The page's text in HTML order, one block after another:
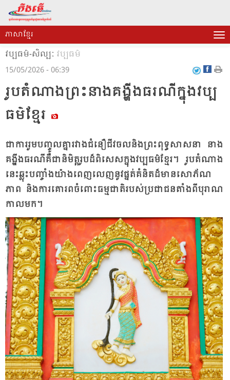
ភាសាខ្មែរ
វប្បធម៌-សិល្បៈ វប្បធម៌
15/05/2026 - 06:39
រូប​តំ​ណាង​ព្រះ​នាង​គង្ហីង​ធរណី​ក្នុង​វប្ប​
ធម៌​ខ្មែរ​​
ជា​ការ​រួម​បញ្ចូល​គ្នា​រវាង​ជំ​នឿ​ជីវ​ចល​និង​ព្រះ​ពុទ្ធ​សាស​នា នាង​
គង្ហីង​ធរណី​គឺ​ជា​និមិត្ត​រូប​ដ៏​ពិ​សេស​ក្នុង​វប្ប​ធម៌​ខ្មែរ។ រូប​តំ​ណាង​
នេះ​ឆ្លុះ​បញ្ចាំង​យ៉ាង​ពេញ​លេញ​នូវ​ផ្នត់​គំ​និត​ដ៏​មាន​សោ​ភ័ណ​​
ភាព និង​ការ​គោ​រព​ចំ​ពោះ​ធម្ម​ជាតិ​របស់​ប្រ​ជា​ជន​តាំង​ពី​បុរាណ​
កាល​មក។